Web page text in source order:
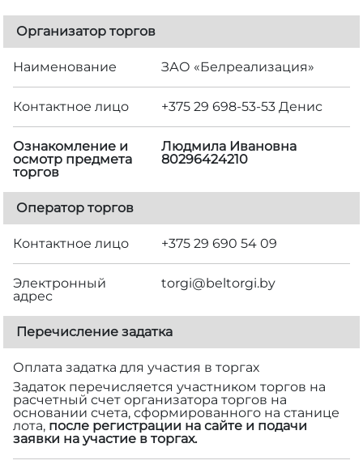
Организатор торгов
Наименование ЗАО «Белреализация»
Контактное лицо +375 29 698-53-53 Денис
Ознакомление и
осмотр предмета
торгов
Людмила Ивановна
80296424210
Оператор торгов
Контактное лицо +375 29 690 54 09
Электронный
адрес
torgi@beltorgi.by
Перечисление задатка
Оплата задатка для участия в торгах
Задаток перечисляется участником торгов на
расчетный счет организатора торгов на
основании счета, сформированного на станице
лота, после регистрации на сайте и подачи
заявки на участие в торгах.